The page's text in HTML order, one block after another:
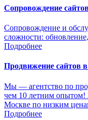
Сопровождение
Сопровождение и
сложности:
Подробнее
Продвижение сайтов
Мы — агентство по
чем 10 летним опытом!
Москве по низким
Подробнее